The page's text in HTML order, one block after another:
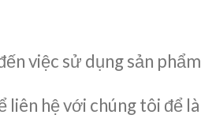
việc sử dụng sản
hệ với chúng tôi để